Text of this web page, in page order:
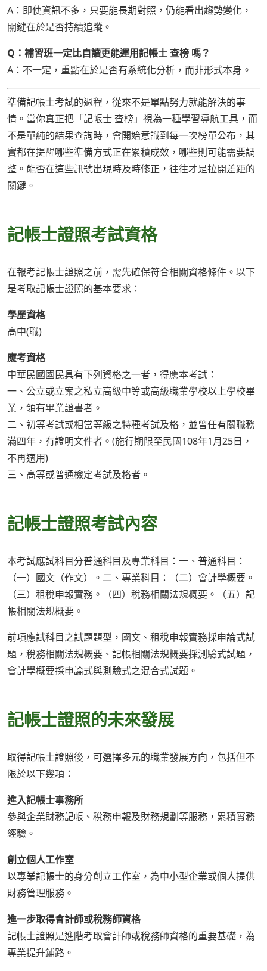
A：即使資訊不多，只要能長期對照，仍能看出趨勢變化，
關鍵在於是否持續追蹤。
Q：補習班一定比自讀更能運用記帳士 查榜 嗎？
A：不一定，重點在於是否有系統化分析，而非形式本身。
準備記帳士考試的過程，從來不是單點努力就能解決的事
情。當你真正把「記帳士 查榜」視為一種學習導航工具，而
不是單純的結果查詢時，會開始意識到每一次榜單公布，其
實都在提醒哪些準備方式正在累積成效，哪些則可能需要調
整。能否在這些訊號出現時及時修正，往往才是拉開差距的
關鍵。
記帳士證照考試資格
在報考記帳士證照之前，需先確保符合相關資格條件。以下
是考取記帳士證照的基本要求：
學歷資格
高中(職)
應考資格
中華民國國民具有下列資格之一者，得應本考試：
一、公立或立案之私立高級中等或高級職業學校以上學校畢
業，領有畢業證書者。
二、初等考試或相當等級之特種考試及格，並曾任有關職務
滿四年，有證明文件者。(施行期限至民國108年1月25日，
不再適用)
三、高等或普通檢定考試及格者。
記帳士證照考試內容
本考試應試科目分普通科目及專業科目：一、普通科目：
（一）國文（作文）。二、專業科目：（二）會計學概要。
（三）租稅申報實務。（四）稅務相關法規概要。（五）記
帳相關法規概要。
前項應試科目之試題題型，國文、租稅申報實務採申論式試
題，稅務相關法規概要、記帳相關法規概要採測驗式試題，
會計學概要採申論式與測驗式之混合式試題。
記帳士證照的未來發展
取得記帳士證照後，可選擇多元的職業發展方向，包括但不
限於以下幾項：
進入記帳士事務所
參與企業財務記帳、稅務申報及財務規劃等服務，累積實務
經驗。
創立個人工作室
以專業記帳士的身分創立工作室，為中小型企業或個人提供
財務管理服務。
進一步取得會計師或稅務師資格
記帳士證照是進階考取會計師或稅務師資格的重要基礎，為
專業提升鋪路。